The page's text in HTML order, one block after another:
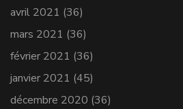
avril 2021 (36)
mars 2021 (36)
février 2021 (36)
janvier 2021 (45)
décembre 2020 (36)